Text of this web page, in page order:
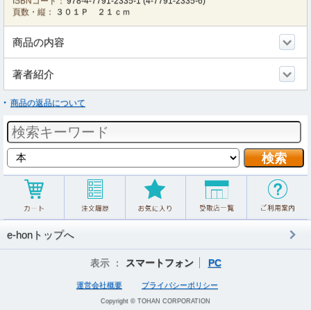
頁数・縦：
３０１Ｐ ２１ｃｍ
商品の内容
著者紹介
商品の返品について
e-honトップへ
表示 ： スマートフォン PC
運営会社概要 プライバシーポリシー
Copyright © TOHAN CORPORATION